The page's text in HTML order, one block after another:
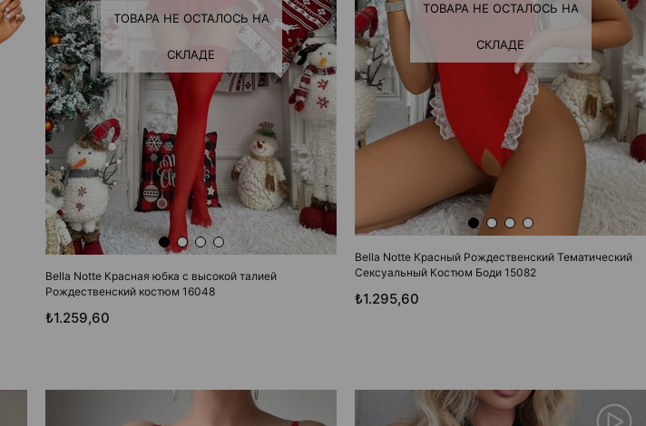
ТОВАРА НЕ ОСТАЛОСЬ НА
СКЛАДЕ
Bella Notte Красная юбка с высокой талией
Рождественский костюм 16048
₺1.259,60
ТОВАРА НЕ ОСТАЛОСЬ НА
СКЛАДЕ
Bella Notte Красный Рождественский Тематический
Сексуальный Костюм Боди 15082
₺1.295,60